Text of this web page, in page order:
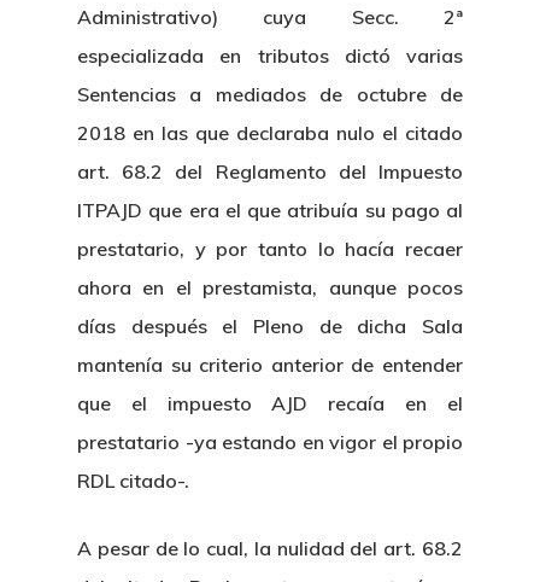
Administrativo) cuya Secc. 2ª
especializada en tributos dictó varias
Sentencias a mediados de octubre de
2018 en las que declaraba nulo el citado
art. 68.2 del Reglamento del Impuesto
ITPAJD que era el que atribuía su pago al
prestatario, y por tanto lo hacía recaer
ahora en el prestamista, aunque pocos
días después el Pleno de dicha Sala
mantenía su criterio anterior de entender
que el impuesto AJD recaía en el
prestatario -ya estando en vigor el propio
RDL citado-.
A pesar de lo cual, la nulidad del art. 68.2
Inicio
Noticias
Sentencias